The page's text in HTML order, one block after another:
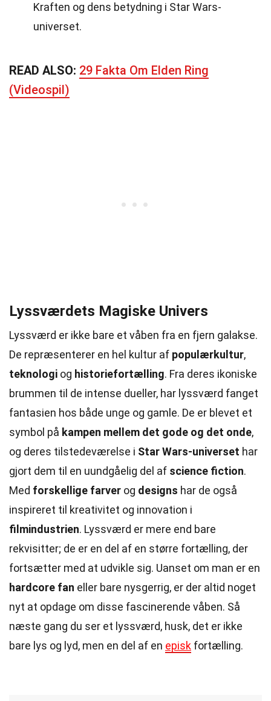
Kraften og dens betydning i Star Wars-
universet.
READ ALSO: 29 Fakta Om Elden Ring
(Videospil)
Lyssværdets Magiske Univers
Lyssværd er ikke bare et våben fra en fjern galakse.
De repræsenterer en hel kultur af populærkultur,
teknologi og historiefortælling. Fra deres ikoniske
brummen til de intense dueller, har lyssværd fanget
fantasien hos både unge og gamle. De er blevet et
symbol på kampen mellem det gode og det onde,
og deres tilstedeværelse i Star Wars-universet har
gjort dem til en uundgåelig del af science fiction.
Med forskellige farver og designs har de også
inspireret til kreativitet og innovation i
filmindustrien. Lyssværd er mere end bare
rekvisitter; de er en del af en større fortælling, der
fortsætter med at udvikle sig. Uanset om man er en
hardcore fan eller bare nysgerrig, er der altid noget
nyt at opdage om disse fascinerende våben. Så
næste gang du ser et lyssværd, husk, det er ikke
bare lys og lyd, men en del af en episk fortælling.